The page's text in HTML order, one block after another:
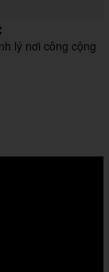
lý nơi công cộng